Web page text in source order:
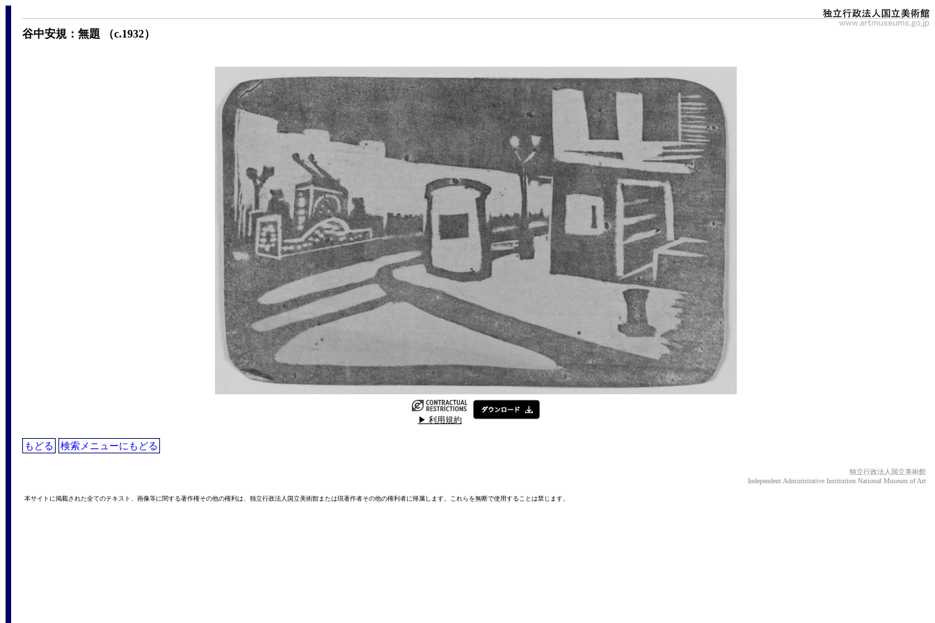
谷中安規：無題 （c.1932）
▶ 利用規約
もどる 検索メニューにもどる
独立行政法人国立美術館
Independent Administrative Institution National Museum of Art
本サイトに掲載された全てのテキスト、画像等に関する著作権その他の権利は、独立行政法人国立美術館または現著作者その他の権利者に帰属します。これらを無断で使用することは禁じます。